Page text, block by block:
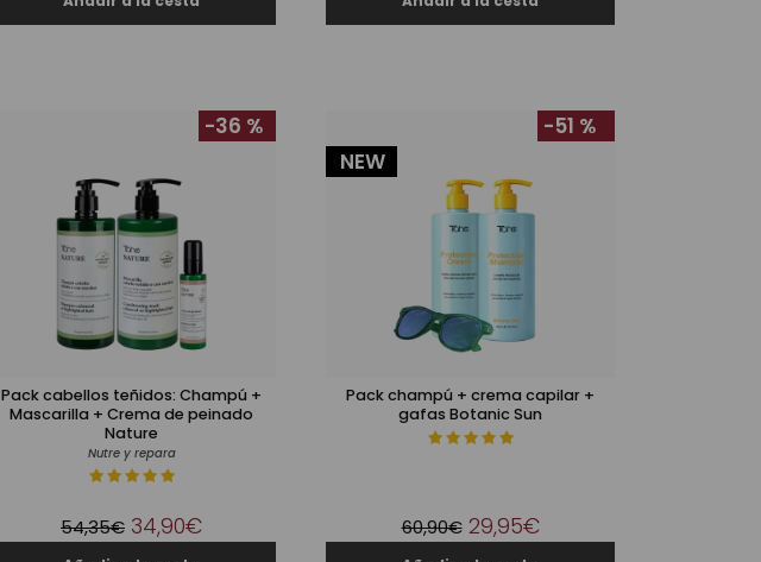
Pack cabellos teñidos: Champú +
Mascarilla + Crema de peinado
Nature
Nutre y repara
-36 %
54,35€ 34,90€
Pack champú + crema capilar +
gafas Botanic Sun
NEW
-51 %
60,90€ 29,95€